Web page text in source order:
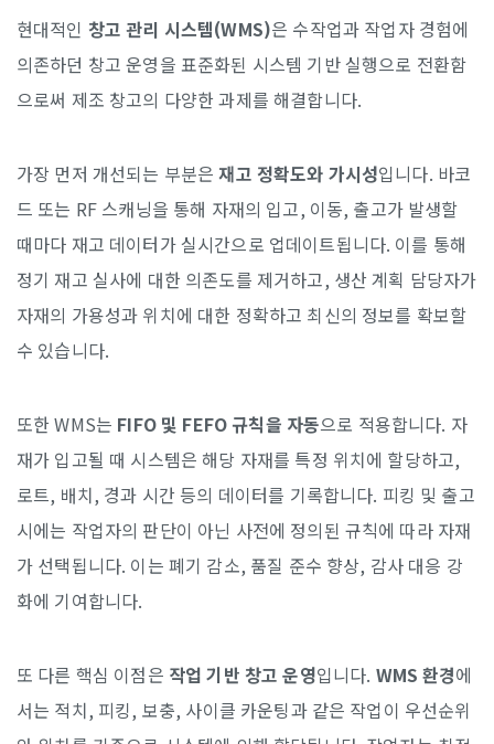
현대적인 창고 관리 시스템(WMS)은 수작업과 작업자 경험에
의존하던 창고 운영을 표준화된 시스템 기반 실행으로 전환함
으로써 제조 창고의 다양한 과제를 해결합니다.
가장 먼저 개선되는 부분은재고 정확도와 가시성입니다. 바코
드 또는 RF 스캐닝을 통해 자재의 입고, 이동, 출고가 발생할
때마다 재고 데이터가 실시간으로 업데이트됩니다. 이를 통해
정기 재고 실사에 대한 의존도를 제거하고, 생산 계획 담당자가
자재의 가용성과 위치에 대한 정확하고 최신의 정보를 확보할
수 있습니다.
또한 WMS는 FIFO 및 FEFO 규칙을 자동으로 적용합니다. 자
재가 입고될 때 시스템은 해당 자재를 특정 위치에 할당하고,
로트, 배치, 경과 시간 등의 데이터를 기록합니다. 피킹 및 출고
시에는 작업자의 판단이 아닌 사전에 정의된 규칙에 따라 자재
가 선택됩니다. 이는 폐기 감소, 품질 준수 향상, 감사 대응 강
화에 기여합니다.
또 다른 핵심 이점은 작업 기반 창고 운영입니다. WMS 환경에
서는 적치, 피킹, 보충, 사이클 카운팅과 같은 작업이 우선순위